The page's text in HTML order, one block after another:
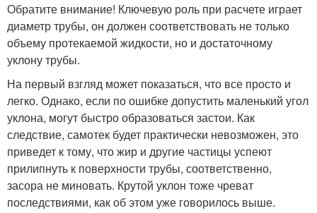
Обратите внимание! Ключевую роль при расчете играет
диаметр трубы, он должен соответствовать не только
объему протекаемой жидкости, но и достаточному
уклону трубы.
На первый взгляд может показаться, что все просто и
легко. Однако, если по ошибке допустить маленький угол
уклона, могут быстро образоваться застои. Как
следствие, самотек будет практически невозможен, это
приведет к тому, что жир и другие частицы успеют
прилипнуть к поверхности трубы, соответственно,
засора не миновать. Крутой уклон тоже чреват
последствиями, как об этом уже говорилось выше.